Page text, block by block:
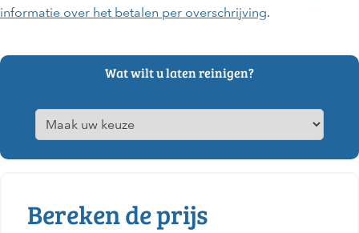
informatie over het betalen per overschrijving.
Wat wilt u laten reinigen?
Bereken de prijs